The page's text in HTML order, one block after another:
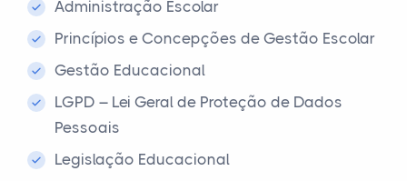
Administração Escolar
Princípios e Concepções de Gestão Escolar
Gestão Educacional
LGPD – Lei Geral de Proteção de Dados
Pessoais
Legislação Educacional